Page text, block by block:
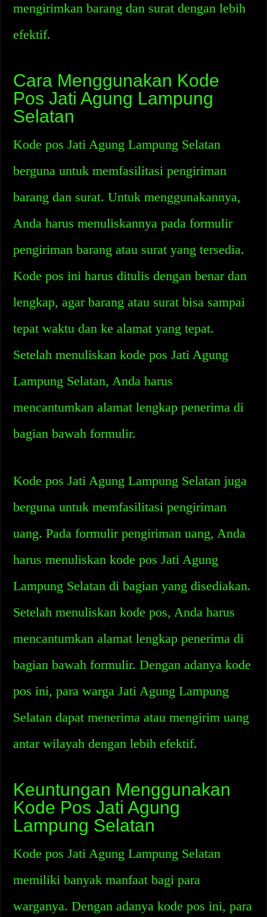
mengirimkan barang dan surat dengan lebih
efektif.
Cara Menggunakan Kode
Pos Jati Agung Lampung
Selatan
Kode pos Jati Agung Lampung Selatan
berguna untuk memfasilitasi pengiriman
barang dan surat. Untuk menggunakannya,
Anda harus menuliskannya pada formulir
pengiriman barang atau surat yang tersedia.
Kode pos ini harus ditulis dengan benar dan
lengkap, agar barang atau surat bisa sampai
tepat waktu dan ke alamat yang tepat.
Setelah menuliskan kode pos Jati Agung
Lampung Selatan, Anda harus
mencantumkan alamat lengkap penerima di
bagian bawah formulir.
Kode pos Jati Agung Lampung Selatan juga
berguna untuk memfasilitasi pengiriman
uang. Pada formulir pengiriman uang, Anda
harus menuliskan kode pos Jati Agung
Lampung Selatan di bagian yang disediakan.
Setelah menuliskan kode pos, Anda harus
mencantumkan alamat lengkap penerima di
bagian bawah formulir. Dengan adanya kode
pos ini, para warga Jati Agung Lampung
Selatan dapat menerima atau mengirim uang
antar wilayah dengan lebih efektif.
Keuntungan Menggunakan
Kode Pos Jati Agung
Lampung Selatan
Kode pos Jati Agung Lampung Selatan
memiliki banyak manfaat bagi para
warganya. Dengan adanya kode pos ini, para